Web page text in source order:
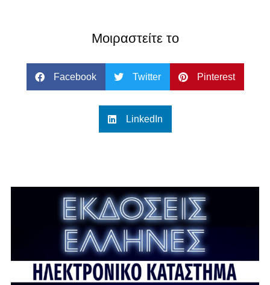
Μοιραστείτε το
Facebook Twitter Pinterest
LinkedIn